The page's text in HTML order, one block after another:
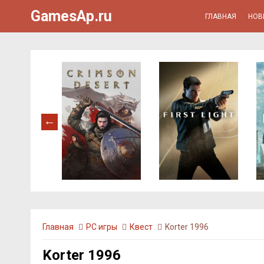
GamesAp.ru ГЛАВНАЯ
Главная PC игры Квест Korter 1996
Korter 1996